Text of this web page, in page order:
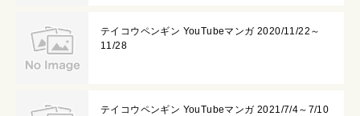
テイコウペンギン YouTubeマンガ 2020/11/22～
11/28
テイコウペンギン YouTubeマンガ 2021/7/4～7/10